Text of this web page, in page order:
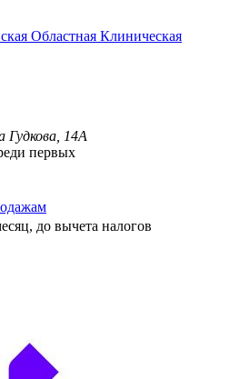
Областная Клиническая
Гудкова, 14А
первых
до вычета налогов